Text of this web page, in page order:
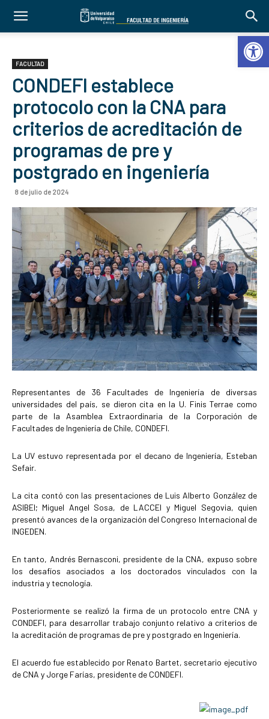
Abrir
FACULTAD
CONDEFI establece
protocolo con la CNA para
criterios de acreditación de
programas de pre y
postgrado en ingeniería
8 de julio de 2024
Representantes de 36 Facultades de Ingeniería de diversas
universidades del país, se dieron cita en la U. Finis Terrae como
parte de la Asamblea Extraordinaria de la Corporación de
Facultades de Ingeniería de Chile, CONDEFI.
La UV estuvo representada por el decano de Ingeniería, Esteban
Sefair.
La cita contó con las presentaciones de Luis Alberto González de
ASIBEI; Miguel Angel Sosa, de LACCEI y Miguel Segovia, quien
presentó avances de la organización del Congreso Internacional de
INGEDEN.
En tanto, Andrés Bernasconi, presidente de la CNA, expuso sobre
los desafíos asociados a los doctorados vinculados con la
industria y tecnología.
Posteriormente se realizó la firma de un protocolo entre CNA y
CONDEFI, para desarrollar trabajo conjunto relativo a criterios de
la acreditación de programas de pre y postgrado en Ingeniería.
El acuerdo fue establecido por Renato Bartet, secretario ejecutivo
de CNA y Jorge Farías, presidente de CONDEFI.